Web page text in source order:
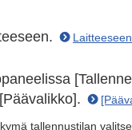
tallennustilan